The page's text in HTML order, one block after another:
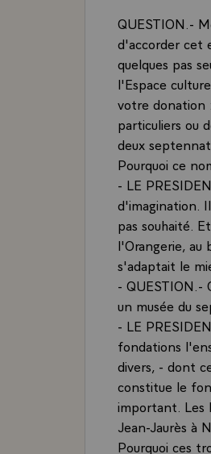
QUESTION.-
d'accorder cet
quelques pas
l'Espace
votre donation
particuliers ou
deux
Pourquoi ce
- LE
d'imagination.
pas souhaité.
l'Orangerie, au
s'adaptait le
- QUESTION.-
un musée du
- LE
fondations
divers, - dont
constitue le
important. Les
Jean-Jaurès à
Pourquoi ces